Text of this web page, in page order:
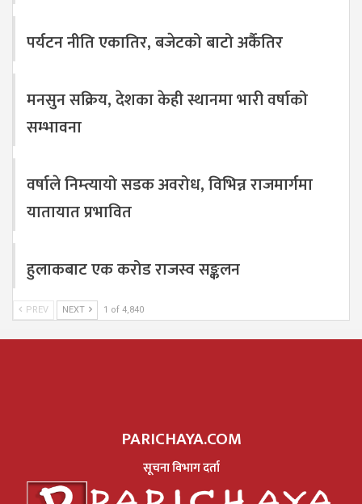
पर्यटन नीति एकातिर, बजेटको बाटो अर्कैतिर
मनसुन सक्रिय, देशका केही स्थानमा भारी वर्षाको
सम्भावना
वर्षाले निम्त्यायो सडक अवरोध, विभिन्न राजमार्गमा
यातायात प्रभावित
हुलाकबाट एक करोड राजस्व सङ्कलन
PREV NEXT 1 of 4,840
PARICHAYA.COM
सूचना विभाग दर्ता